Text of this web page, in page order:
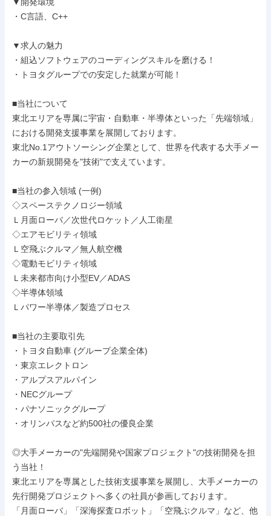
・C言語、C++
▼求人の魅力
・組込ソフトウェアのコーディングスキルを磨ける！
・トヨタグループでの安定した就業が可能！
■当社について
東北エリアを専属に宇宙・自動車・半導体といった「先端領域」
における開発支援事業を展開しております。
東北No.1アウトソーシング企業として、世界を代表する大手メー
カーの新規開発を"技術"で支えています。
■当社の参入領域 (一例)
◇スペーステクノロジー領域
Ｌ月面ローバ／次世代ロケット／人工衛星
◇エアモビリティ領域
Ｌ空飛ぶクルマ／無人航空機
◇電動モビリティ領域
Ｌ未来都市向け小型EV／ADAS
◇半導体領域
Ｌパワー半導体／製造プロセス
■当社の主要取引先
・トヨタ自動車 (グループ企業全体)
・東京エレクトロン
・アルプスアルパイン
・NECグループ
・パナソニックグループ
・オリンパスなど約500社の優良企業
◎大手メーカーの"先端開発や国家プロジェクト"の技術開発を担
う当社！
東北エリアを専属とした技術支援事業を展開し、大手メーカーの
先行開発プロジェクトへ多くの社員が参画しております。
「月面ローバ」「深海探査ロボット」「空飛ぶクルマ」など、他